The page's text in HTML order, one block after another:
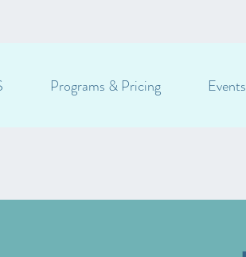
Programs & Pricing Events